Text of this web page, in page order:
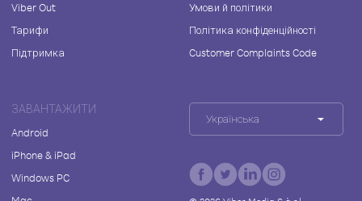
Viber Out
Тарифи
Підтримка
Умови й політики
Політика конфіденційності
Customer Complaints Code
ЗАВАНТАЖИТИ
Android
iPhone & iPad
Windows PC
Українська